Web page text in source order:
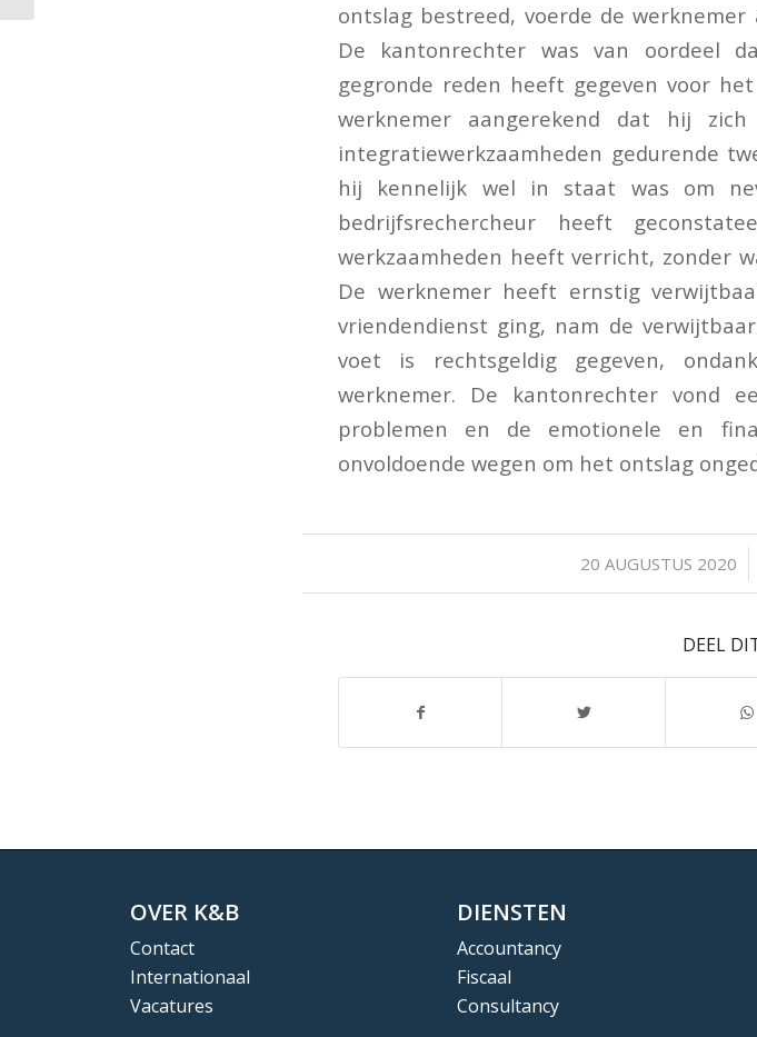
ontslag bestreed, voerde de
De kantonrechter was van oordeel
gegronde reden heeft gegeven voor
werknemer aangerekend dat hij
integratiewerkzaamheden gedurende
hij kennelijk wel in staat was om
bedrijfsrechercheur heeft
werkzaamheden heeft verricht, zonder
De werknemer heeft ernstig
vriendendienst ging, nam de
voet is rechtsgeldig gegeven,
werknemer. De kantonrechter vond
problemen en de emotionele en
onvoldoende wegen om het ontslag
20 AUGUSTUS 2020
/
DEEL
OVER K&B
Contact
Internationaal
Vacatures
DIENSTEN
Accountancy
Fiscaal
Consultancy